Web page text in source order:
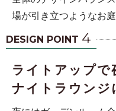
場が引き立つようなお
DESIGN POINT 4
ライトアップで
ナイトラウンジ